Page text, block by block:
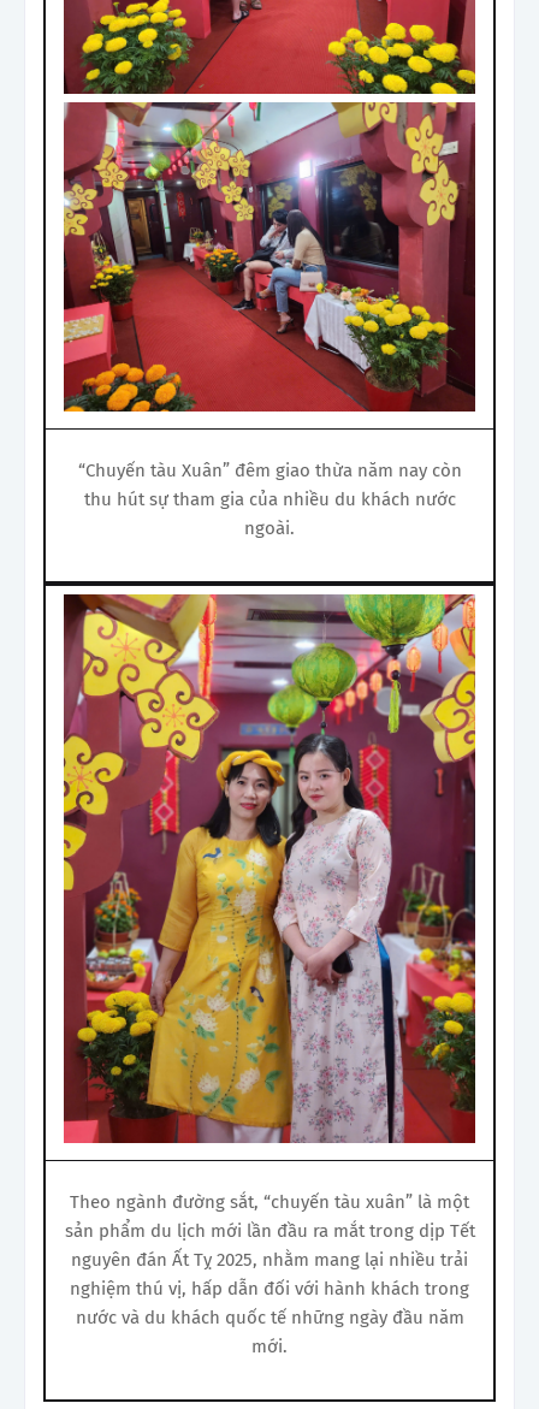
“Chuyến tàu Xuân” đêm giao thừa năm nay còn
thu hút sự tham gia của nhiều du khách nước
ngoài.
Theo ngành đường sắt, “chuyến tàu xuân” là một
sản phẩm du lịch mới lần đầu ra mắt trong dịp Tết
nguyên đán Ất Tỵ 2025, nhằm mang lại nhiều trải
nghiệm thú vị, hấp dẫn đối với hành khách trong
nước và du khách quốc tế những ngày đầu năm
mới.